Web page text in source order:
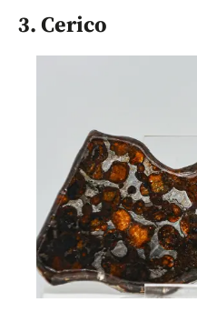
3. Cerico